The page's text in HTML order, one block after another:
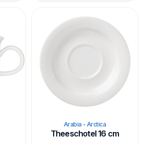
Arabia - Arctica
Theeschotel 16 cm